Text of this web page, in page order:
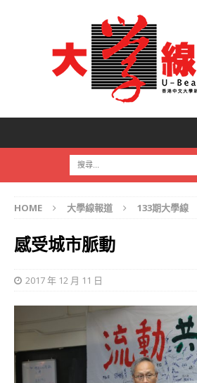
HOME 大學線報道 133期大學線
感受城市脈動
2017 年 12 月 11 日